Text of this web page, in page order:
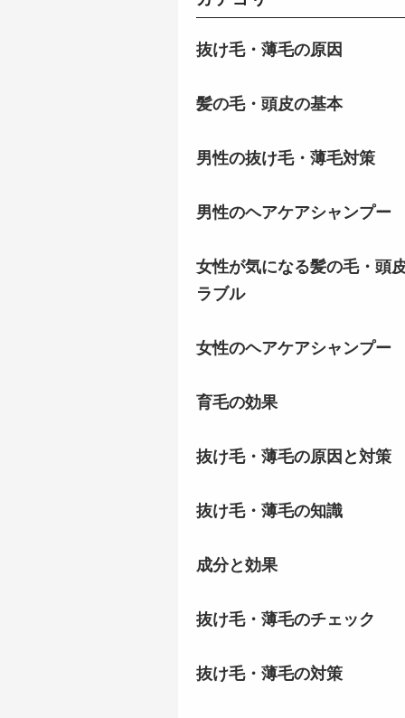
抜け毛・薄毛の原因
髪の毛・頭皮の基本
男性の抜け毛・薄毛対策
男性のヘアケアシャンプー
女性が気になる髪の毛・頭
ラブル
女性のヘアケアシャンプー
育毛の効果
抜け毛・薄毛の原因と対策
抜け毛・薄毛の知識
成分と効果
抜け毛・薄毛のチェック
抜け毛・薄毛の対策